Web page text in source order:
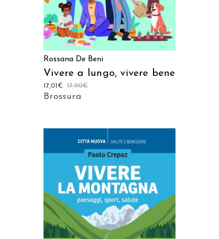
Rossana De Beni
Vivere a lungo, vivere bene
17,90€
17,01 €
Brossura
AGGIUNGI AL CARRELLO